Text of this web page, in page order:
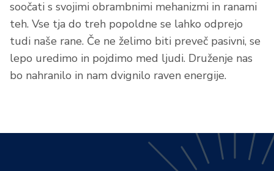
soočati s svojimi obrambnimi mehanizmi in ranami
teh. Vse tja do treh popoldne se lahko odprejo
tudi naše rane. Če ne želimo biti preveč pasivni, se
lepo uredimo in pojdimo med ljudi. Druženje nas
bo nahranilo in nam dvignilo raven energije.